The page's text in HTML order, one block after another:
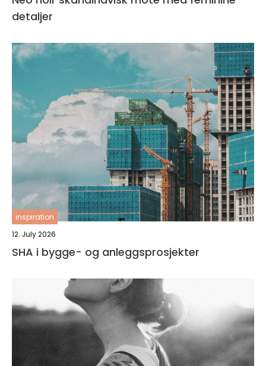
detaljer
inspiration
12. July 2026
SHA i bygge- og anleggsprosjekter